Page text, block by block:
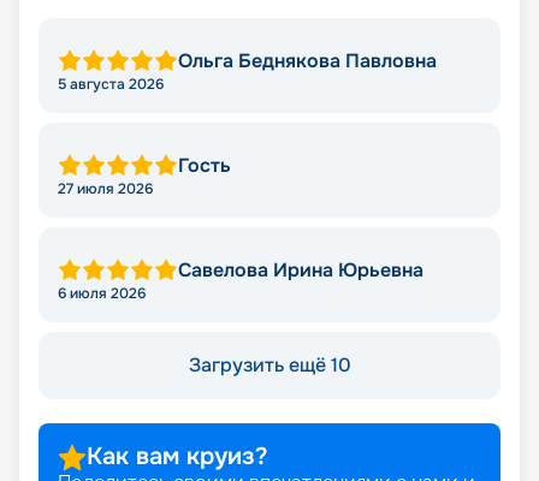
Ольга Беднякова Павловна
5 августа 2026
Гость
27 июля 2026
Савелова Ирина Юрьевна
6 июля 2026
Загрузить ещё 10
Как вам круиз?